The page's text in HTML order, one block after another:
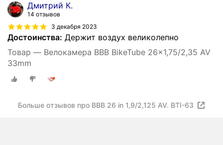
Дмитрий К.
14 отзывов
3 декабря 2023
Достоинства: Держит воздух великолепно
Товар — Велокамера BBB BikeTube 26x1,75/2,35 AV
33mm
Больше отзывов про BBB 26 in 1,9/2,125 AV. BTI-63